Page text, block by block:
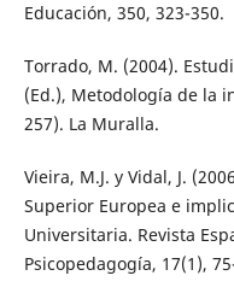
Educación, 350, 323-350.
Torrado, M. (2004).
(Ed.), Metodología de la
257). La Muralla.
Vieira, M.J. y Vidal, J.
Superior Europea e
Universitaria. Revista
Psicopedagogía, 17(1),